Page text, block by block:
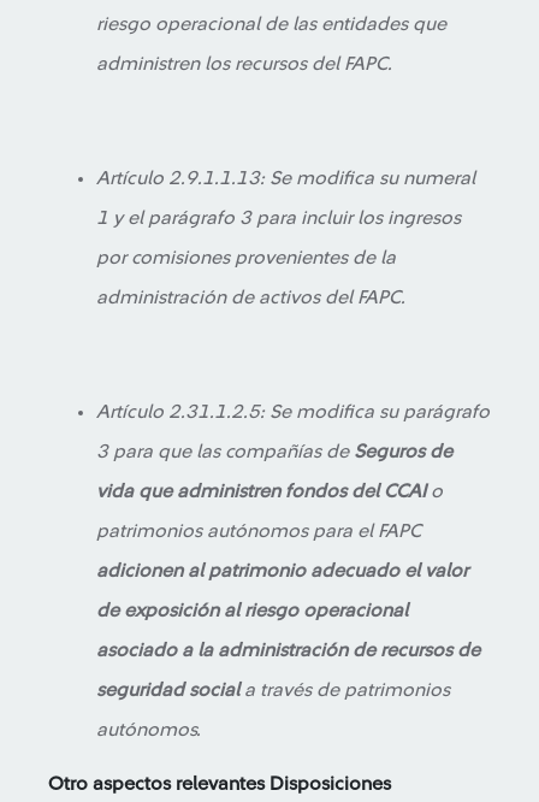
riesgo operacional de las entidades que
administren los recursos del FAPC.
Artículo 2.9.1.1.13: Se modifica su numeral
1 y el parágrafo 3 para incluir los ingresos
por comisiones provenientes de la
administración de activos del FAPC.
Artículo 2.31.1.2.5: Se modifica su parágrafo
3 para que las compañías de Seguros de
vida que administren fondos del CCAIo
patrimonios autónomos para el FAPC
adicionen al patrimonio adecuado el valor
de exposición al riesgo operacional
asociado a la administración de recursos de
seguridad sociala través de patrimonios
autónomos.
Otro aspectos relevantes Disposiciones